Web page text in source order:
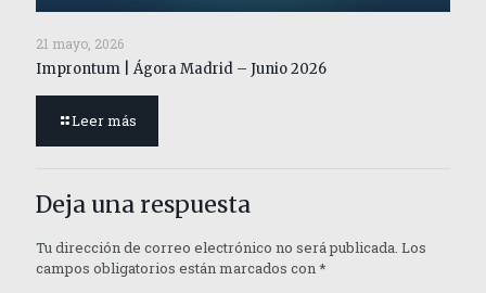
21 mayo, 2026
Improntum | Ágora Madrid – Junio 2026
Leer más
Deja una respuesta
Tu dirección de correo electrónico no será publicada. Los
campos obligatorios están marcados con*